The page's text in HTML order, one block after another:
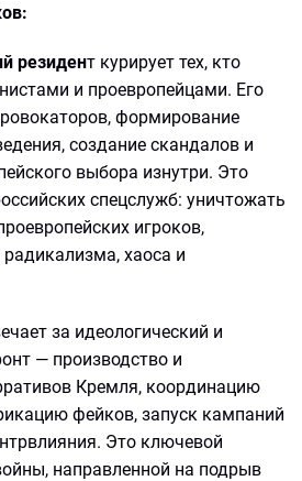
резидент курирует тех, кто
и проевропейцами. Его
формирование
создание скандалов и
выбора изнутри. Это
спецслужб: уничтожать
игроков,
хаоса и
за идеологический и
— производство и
Кремля, координацию
фейков, запуск кампаний
Это ключевой
направленной на подрыв